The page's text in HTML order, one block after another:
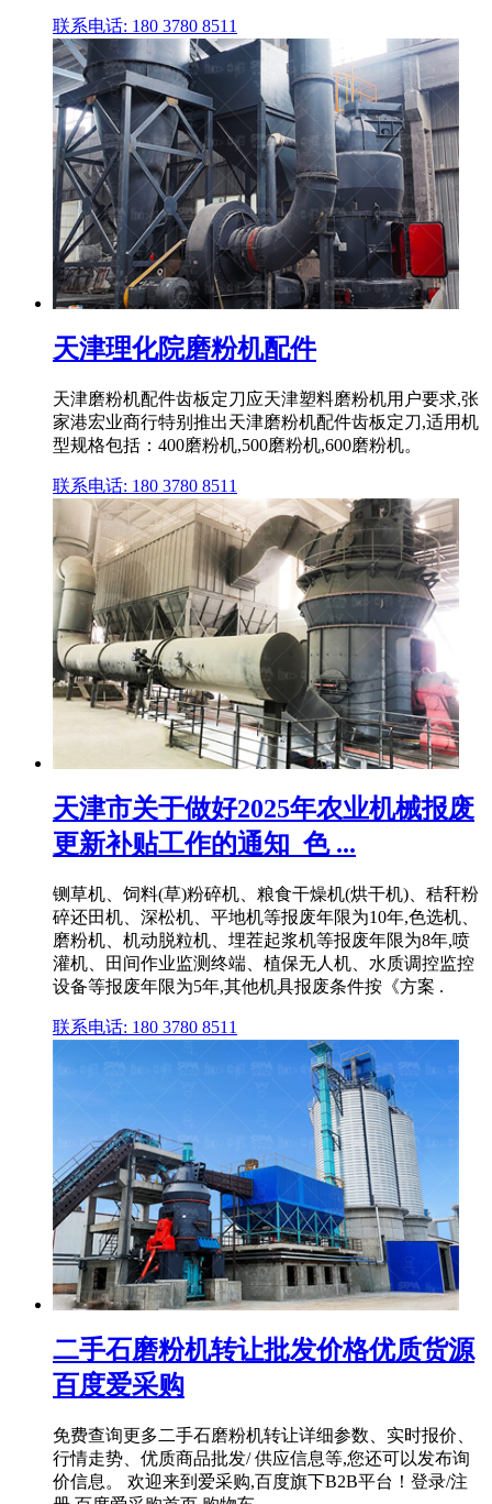
联系电话: 180 3780 8511
天津理化院磨粉机配件
天津磨粉机配件齿板定刀应天津塑料磨粉机用户要求,张
家港宏业商行特别推出天津磨粉机配件齿板定刀,适用机
型规格包括：400磨粉机,500磨粉机,600磨粉机。
联系电话: 180 3780 8511
天津市关于做好2025年农业机械报废
更新补贴工作的通知_色 ...
铡草机、饲料(草)粉碎机、粮食干燥机(烘干机)、秸秆粉
碎还田机、深松机、平地机等报废年限为10年,色选机、
磨粉机、机动脱粒机、埋茬起浆机等报废年限为8年,喷
灌机、田间作业监测终端、植保无人机、水质调控监控
设备等报废年限为5年,其他机具报废条件按《方案 .
联系电话: 180 3780 8511
二手石磨粉机转让批发价格优质货源
百度爱采购
免费查询更多二手石磨粉机转让详细参数、实时报价、
行情走势、优质商品批发/ 供应信息等,您还可以发布询
价信息。 欢迎来到爱采购,百度旗下B2B平台！登录/注